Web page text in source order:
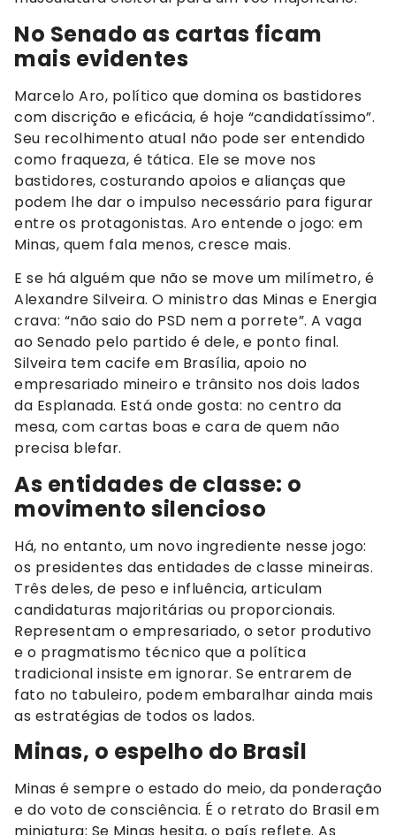
No Senado as cartas ficam
mais evidentes
Marcelo Aro, político que domina os bastidores
com discrição e eficácia, é hoje “candidatíssimo”.
Seu recolhimento atual não pode ser entendido
como fraqueza, é tática. Ele se move nos
bastidores, costurando apoios e alianças que
podem lhe dar o impulso necessário para figurar
entre os protagonistas. Aro entende o jogo: em
Minas, quem fala menos, cresce mais.
E se há alguém que não se move um milímetro, é
Alexandre Silveira. O ministro das Minas e Energia
crava: “não saio do PSD nem a porrete”. A vaga
ao Senado pelo partido é dele, e ponto final.
Silveira tem cacife em Brasília, apoio no
empresariado mineiro e trânsito nos dois lados
da Esplanada. Está onde gosta: no centro da
mesa, com cartas boas e cara de quem não
precisa blefar.
As entidades de classe: o
movimento silencioso
Há, no entanto, um novo ingrediente nesse jogo:
os presidentes das entidades de classe mineiras.
Três deles, de peso e influência, articulam
candidaturas majoritárias ou proporcionais.
Representam o empresariado, o setor produtivo
e o pragmatismo técnico que a política
tradicional insiste em ignorar. Se entrarem de
fato no tabuleiro, podem embaralhar ainda mais
as estratégias de todos os lados.
Minas, o espelho do Brasil
Minas é sempre o estado do meio, da ponderação
e do voto de consciência. É o retrato do Brasil em